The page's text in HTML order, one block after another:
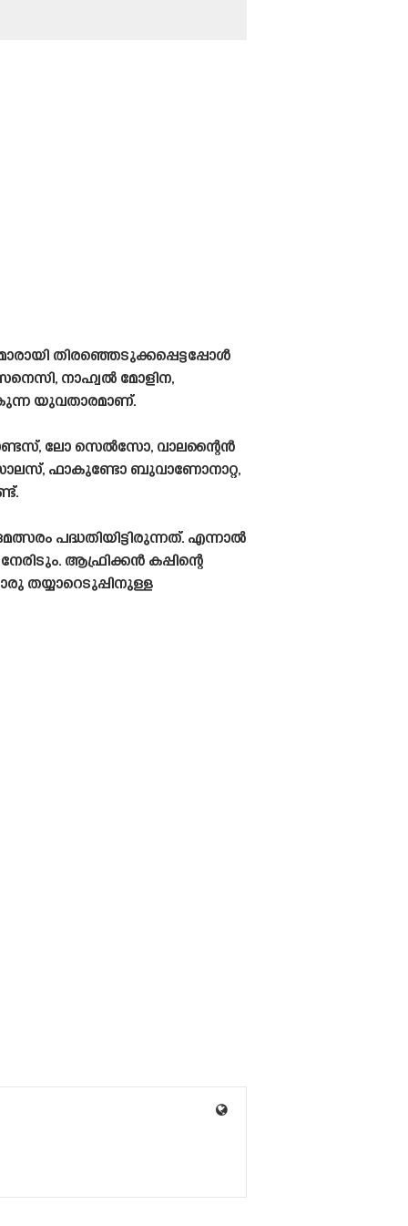
തിരഞ്ഞെടുക്കപ്പെട്ടപ്പോൾ
നാഹ്വൽ മോളിന,
യുവതാരമാണ്.
ലോ സെൽസോ, വാലന്റൈൻ
ഫാകുണ്ടോ ബുവാണോനാറ്റ,
പദ്ധതിയിട്ടിരുന്നത്. എന്നാൽ
ആഫ്രിക്കൻ കപ്പിന്റെ
തയ്യാറെടുപ്പിനുള്ള